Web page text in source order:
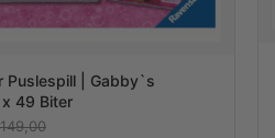
Puslespill | Gabby`s
49 Biter